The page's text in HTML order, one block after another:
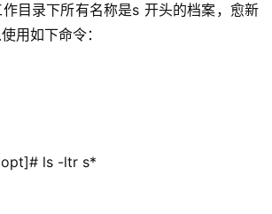
目录下所有名称是s 开头的档案，愈新
用如下命令：
ls -ltr s*